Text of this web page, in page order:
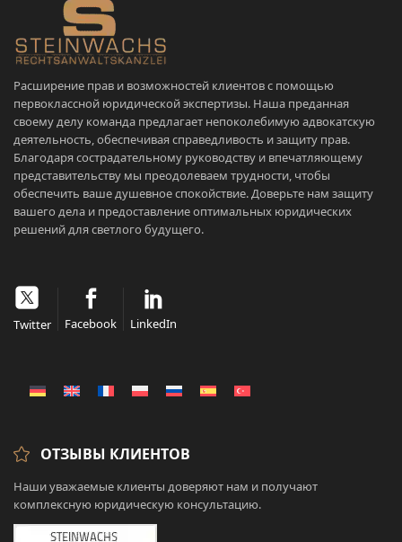
Расширение прав и возможностей клиентов с помощью
первоклассной юридической экспертизы. Наша преданная
своему делу команда предлагает непоколебимую адвокатскую
деятельность, обеспечивая справедливость и защиту прав.
Благодаря сострадательному руководству и впечатляющему
представительству мы преодолеваем трудности, чтобы
обеспечить ваше душевное спокойствие. Доверьте нам защиту
вашего дела и предоставление оптимальных юридических
решений для светлого будущего.
Twitter Facebook LinkedIn
ОТЗЫВЫ КЛИЕНТОВ
Наши уважаемые клиенты доверяют нам и получают
комплексную юридическую консультацию.